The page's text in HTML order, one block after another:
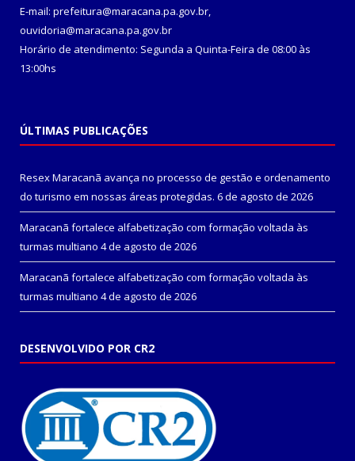
E-mail: prefeitura@maracana.pa.gov.br,
ouvidoria@maracana.pa.gov.br
Horário de atendimento: Segunda a Quinta-Feira de 08:00 às
13:00hs
ÚLTIMAS PUBLICAÇÕES
Resex Maracanã avança no processo de gestão e ordenamento
do turismo em nossas áreas protegidas. 6 de agosto de 2026
Maracanã fortalece alfabetização com formação voltada às
turmas multiano 4 de agosto de 2026
Maracanã fortalece alfabetização com formação voltada às
turmas multiano 4 de agosto de 2026
DESENVOLVIDO POR CR2